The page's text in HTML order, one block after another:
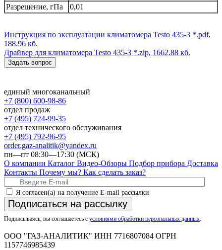
Разрешение, гПа 0,01
Инструкция по эксплуатации климатомера Testo 435-3 *.pdf,
188.96 кб.
Драйвер для климатомера Testo 435-3 *.zip, 1662.88 кб.
Задать вопрос
единый многоканальный
+7 (800) 600-98-86
отдел продаж
+7 (495) 724-99-35
отдел технического обслуживания
+7 (495) 792-96-95
order.gaz-analitik@yandex.ru
пн—пт 08:30—17:30 (МСК)
О компании Каталог Видео-Обзоры Подбор прибора Доставка
Контакты Почему мы? Как сделать заказ?
Я согласен(а) на получение E-mail рассылки
Подписаться на рассылку
Подписываясь, вы соглашаетесь с условиями обработки персональных данных.
ООО "ГАЗ-АНАЛИТИК" ИНН 7716807084 ОГРН
1157746985439